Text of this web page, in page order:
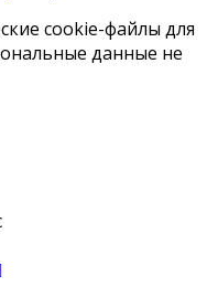
cookie-файлы для
данные не